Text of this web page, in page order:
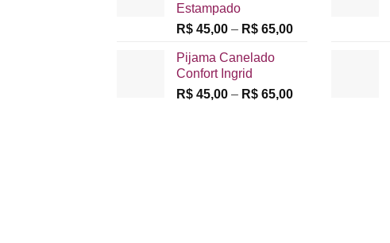
Estampado
R$ 45,00 – R$ 65,00Faixa
através
Pijama Canelado
Confort Ingrid
R$ 45,00 – R$ 65,00Faixa